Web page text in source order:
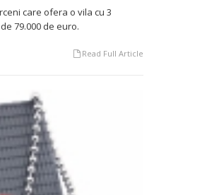
care ofera o vila cu 3
79.000 de euro.
Read Full Article